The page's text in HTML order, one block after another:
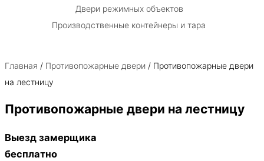
Двери режимных объектов
Производственные контейнеры и тара
Главная / Противопожарные двери / Противопожарные двери
на лестницу
Противопожарные двери на лестницу
Выезд замерщика
бесплатно